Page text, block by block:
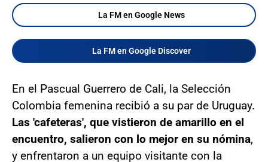
La FM en Google News
La FM en Google Discover
En el Pascual Guerrero de Cali, la Selección
Colombia femenina recibió a su par de Uruguay.
Las 'cafeteras', que vistieron de amarillo en el
encuentro, salieron con lo mejor en su nómina,
y enfrentaron a un equipo visitante con la